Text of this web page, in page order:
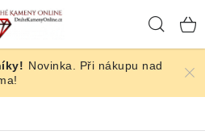
Novinka. Při nákupu nad